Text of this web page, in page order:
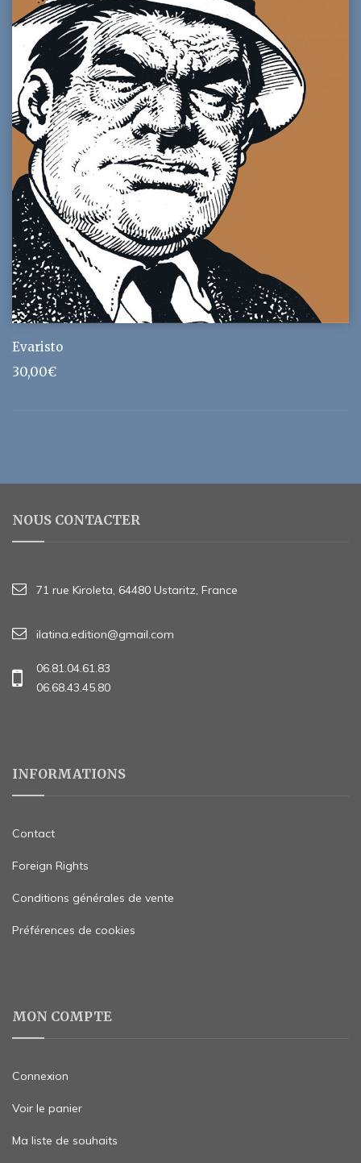
Evaristo
30,00€
NOUS CONTACTER
71 rue Kiroleta, 64480 Ustaritz, France
ilatina.edition@gmail.com
06.81.04.61.83
06.68.43.45.80
INFORMATIONS
Contact
Foreign Rights
Conditions générales de vente
Préférences de cookies
MON COMPTE
Connexion
Voir le panier
Ma liste de souhaits